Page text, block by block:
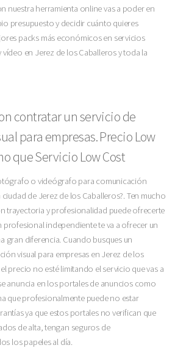
nuestra herramienta online vas a poder en
presupuesto y decidir cuánto quieres
packs más económicos en servicios
vídeo en Jerez de los Caballeros y toda la
contratar un servicio de
para empresas. Precio Low
que Servicio Low Cost
o videógrafo para comunicación
ciudad de Jerez de los Caballeros?. Ten mucho
trayectoria y profesionalidad puede ofrecerte
profesional independiente te va a ofrecer un
gran diferencia. Cuando busques un
visual para empresas en Jerez de los
precio no esté limitando el servicio que vas a
anuncia en los portales de anuncios como
que profesionalmente puede no estar
ya que estos portales no verifican que
de alta, tengan seguros de
los papeles al día.